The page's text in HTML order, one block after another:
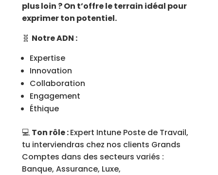
plus loin ? On t’offre le terrain idéal pour
exprimer ton potentiel.
🧬 Notre ADN :
Expertise
Innovation
Collaboration
Engagement
Éthique
💻 Ton rôle :Expert Intune Poste de Travail,
tu interviendras chez nos clients Grands
Comptes dans des secteurs variés :
Banque, Assurance, Luxe,